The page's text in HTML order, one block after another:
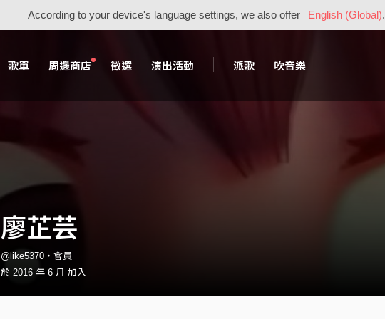
According to your device's language settings, we also offer English (Global).
歌單 周邊商店 徵選 演出活動 派歌 吹音樂
廖芷芸
@like5370・會員
於 2016 年 6 月 加入